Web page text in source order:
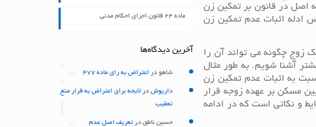
اصل در قانون بر تمکین زن
ادله اثبات عدم تمکین زن
زوج چگونه می تواند آن را
آشنا شویم. به طور مثال
به اثبات عدم تمکین زن
مسکن بر عهده زوجه قرار
و نکاتی است که در ادامه
ماده ۲۴ قانون اجرای احکام مدنی
آخرین دیدگاه‌ها
شاهو در اعتراض به رای ماده 477
داریوشدر لایحه برای اعتراض به قرار منع
تعقیب
حسین ناطقدر تعریف اصل عدم